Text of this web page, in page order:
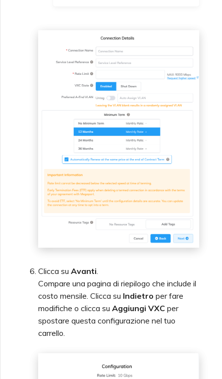
Clicca su Avanti
Compare una pagina di riepilogo che include il
costo mensile. Clicca su Indietro per fare
modifiche o clicca su Aggiungi VXC per
spostare questa configurazione nel tuo
carrello.